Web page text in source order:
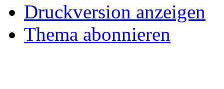
Druckversion anzeigen
Thema abonnieren